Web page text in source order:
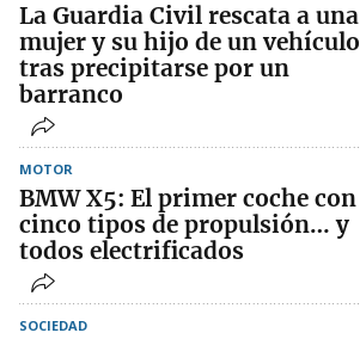
La Guardia Civil rescata a una
mujer y su hijo de un vehículo
tras precipitarse por un
barranco
MOTOR
BMW X5: El primer coche con
cinco tipos de propulsión… y
todos electrificados
SOCIEDAD